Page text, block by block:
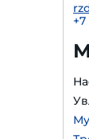
+7